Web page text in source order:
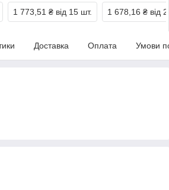
1 773,51 ₴ від 15 шт. 1 678,16 ₴ від
Доставка Оплата Умови